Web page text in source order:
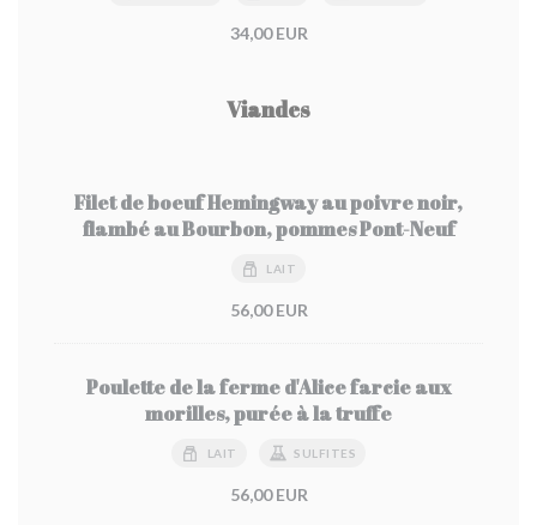
34,00 EUR
Viandes
Filet de boeuf Hemingway au poivre noir,
flambé au Bourbon, pommes Pont-Neuf
LAIT
56,00 EUR
Poulette de la ferme d'Alice farcie aux
morilles, purée à la truffe
LAIT SULFITES
56,00 EUR